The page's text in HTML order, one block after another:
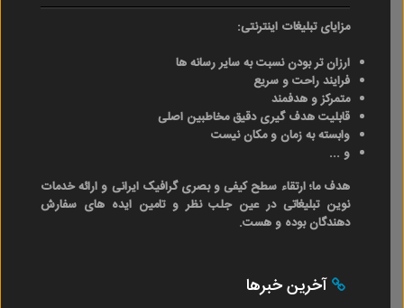
مزایای تبلیغات اینترنتی:
ارزان تر بودن نسبت به سایر رسانه ها
فرایند راحت و سریع
متمرکز و هدفمند
قابلیت هدف گیری دقیق مخاطبین اصلی
وابسته به زمان و مکان نیست
و ...
هدف ما؛ ارتقاء سطح کیفی و بصری گرافیک ایرانی و ارائه خدمات
نوین تبلیغاتی در عین جلب نظر و تامین ایده های سفارش
دهندگان بوده و هست.
آخرین خبرها